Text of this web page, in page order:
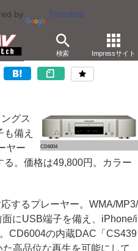
by Translate
検索 Impressサイト
のCDプレーヤー
出力も向上
CD6004
グス
備え
ヤー
る。価格は49,800円。カラー
するプレーヤー。WMA/MP3/
にUSB端子を備え、iPhone/i
CD6004の内蔵DAC「CS439
高品位な再生を可能にして